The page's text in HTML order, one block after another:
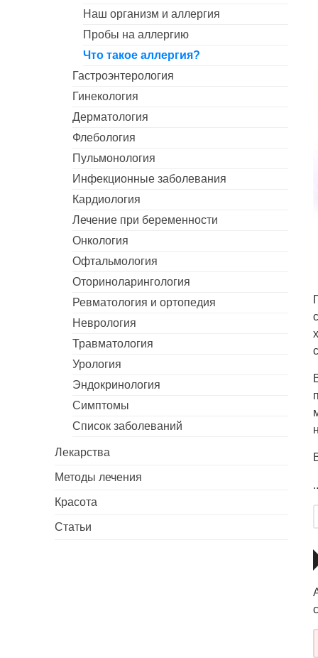
Наш организм и аллергия
Пробы на аллергию
Что такое аллергия?
Гастроэнтерология
Гинекология
Дерматология
Флебология
Пульмонология
Инфекционные заболевания
Кардиология
Лечение при беременности
Онкология
Офтальмология
Оториноларингология
Ревматология и ортопедия
Неврология
Травматология
Урология
Эндокринология
Симптомы
Список заболеваний
Лекарства
Методы лечения
Красота
Статьи